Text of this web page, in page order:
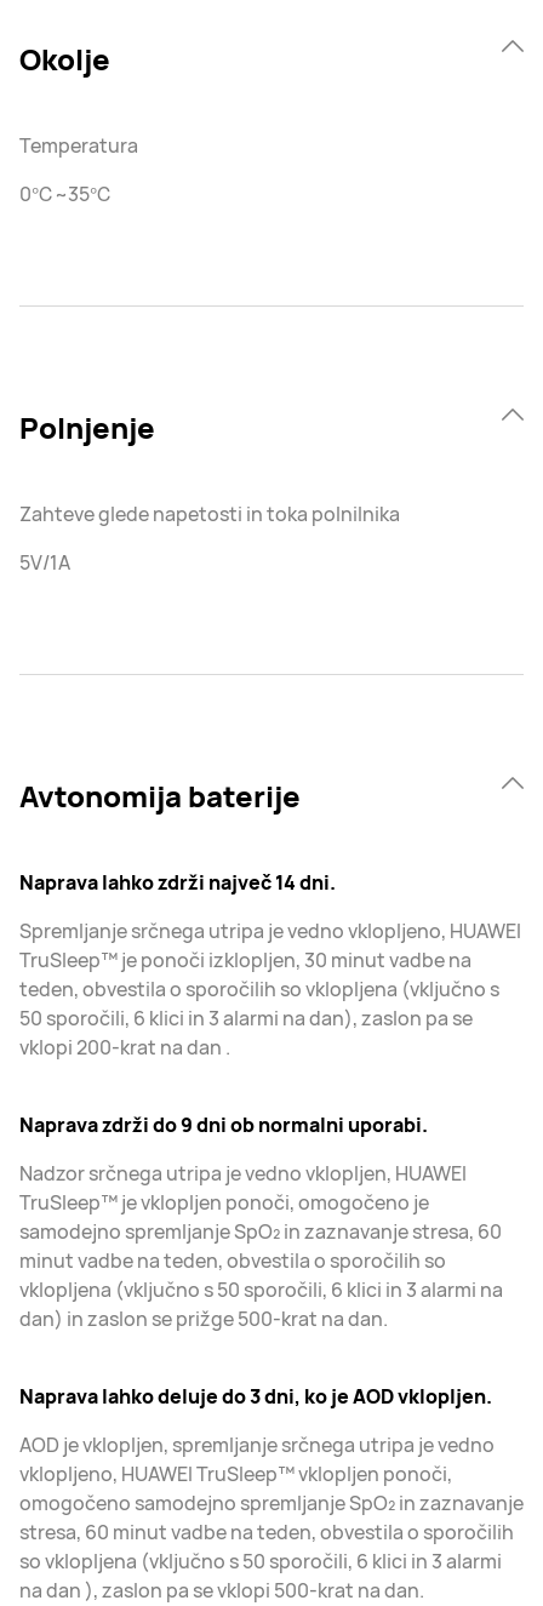
Okolje
Temperatura
0℃~35℃
Polnjenje
Zahteve glede napetosti in toka polnilnika
5V/1A
Avtonomija baterije
Naprava lahko zdrži največ 14 dni.
Spremljanje srčnega utripa je vedno vklopljeno, HUAWEI
TruSleep™ je ponoči izklopljen, 30 minut vadbe na
teden, obvestila o sporočilih so vklopljena (vključno s
50 sporočili, 6 klici in 3 alarmi na dan), zaslon pa se
vklopi 200-krat na dan .
Naprava zdrži do 9 dni ob normalni uporabi.
Nadzor srčnega utripa je vedno vklopljen, HUAWEI
TruSleep™ je vklopljen ponoči, omogočeno je
samodejno spremljanje SpO₂ in zaznavanje stresa, 60
minut vadbe na teden, obvestila o sporočilih so
vklopljena (vključno s 50 sporočili, 6 klici in 3 alarmi na
dan) in zaslon se prižge 500-krat na dan.
Naprava lahko deluje do 3 dni, ko je AOD vklopljen.
AOD je vklopljen, spremljanje srčnega utripa je vedno
vklopljeno, HUAWEI TruSleep™ vklopljen ponoči,
omogočeno samodejno spremljanje SpO₂ in zaznavanje
stresa, 60 minut vadbe na teden, obvestila o sporočilih
so vklopljena (vključno s 50 sporočili, 6 klici in 3 alarmi
na dan ), zaslon pa se vklopi 500-krat na dan.